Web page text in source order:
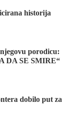
historija
porodicu:
DA SE SMIRE“
dobilo put za